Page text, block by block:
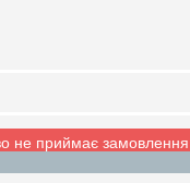
не приймає замовлення